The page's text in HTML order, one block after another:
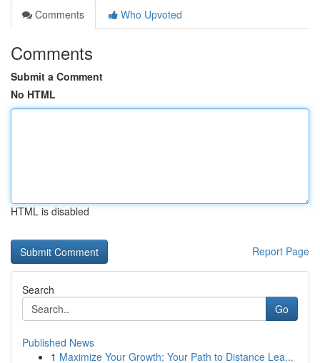
Comments
Who Upvoted
Comments
Submit a Comment
No HTML
HTML is disabled
Report Page
Search
Go
Published News
1 Maximize Your Growth: Your Path to Distance Lea...